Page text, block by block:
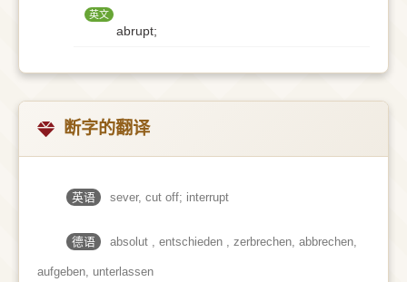
英文
abrupt;
断字的翻译
英语 sever, cut off; interrupt
德语 absolut , entschieden , zerbrechen, abbrechen,
aufgeben, unterlassen